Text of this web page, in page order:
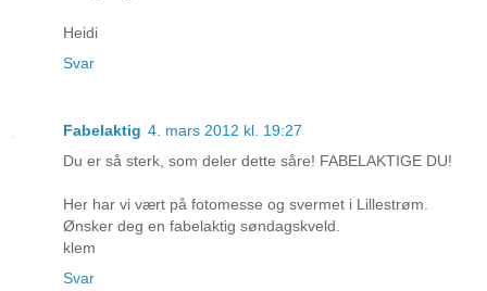
Heidi
Svar
Fabelaktig 4. mars 2012 kl. 19:27
Du er så sterk, som deler dette såre! FABELAKTIGE DU!
Her har vi vært på fotomesse og svermet i Lillestrøm.
Ønsker deg en fabelaktig søndagskveld.
klem
Svar